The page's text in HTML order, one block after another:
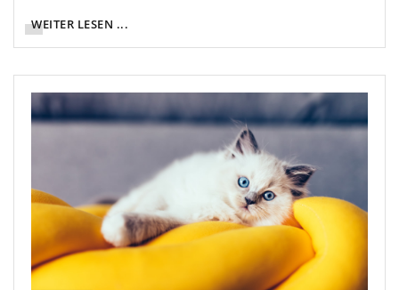
WEITER LESEN ...